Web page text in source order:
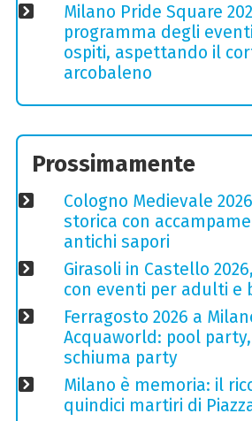
Milano Pride Square
programma degli
ospiti, aspettando il
arcobaleno
Prossimamente
Cologno Medievale
storica con
antichi sapori
Girasoli in Castello
con eventi per adulti e
Ferragosto 2026 a
Acquaworld: pool
schiuma party
Milano è memoria: il
quindici martiri di